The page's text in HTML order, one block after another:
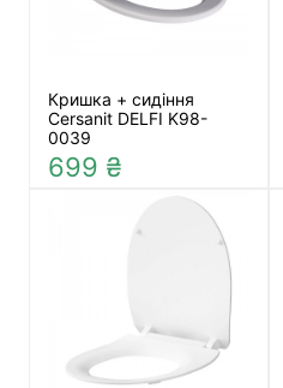
Кришка + сидіння
Cersanit DELFI K98-
0039
699 ₴